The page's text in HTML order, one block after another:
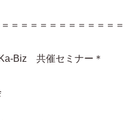
＝＝＝＝＝＝＝＝＝＝＝＝
Biz 共催セミナー＊